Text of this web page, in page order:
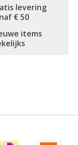
levering
€ 50
items